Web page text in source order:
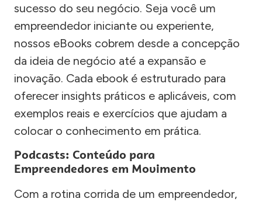
sucesso do seu negócio. Seja você um
empreendedor iniciante ou experiente,
nossos eBooks cobrem desde a concepção
da ideia de negócio até a expansão e
inovação. Cada ebook é estruturado para
oferecer insights práticos e aplicáveis, com
exemplos reais e exercícios que ajudam a
colocar o conhecimento em prática.
Podcasts: Conteúdo para
Empreendedores em Movimento
Com a rotina corrida de um empreendedor,